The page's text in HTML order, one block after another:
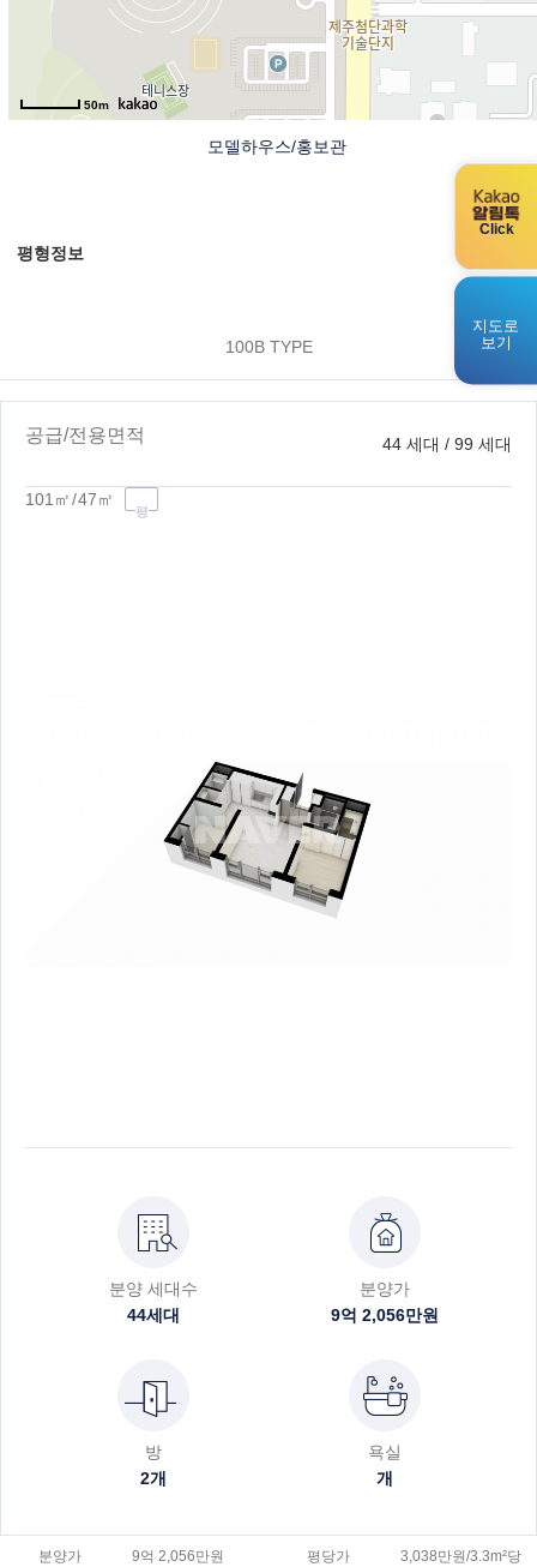
50m
모델하우스/홍보관
평형정보
100B TYPE
공급/전용면적 44 세대 / 99 세대
101㎡ 47㎡
평
분양 세대수
44세대
분양가
9억 2,056만원
방
2개
욕실
개
분양가 9억 2,056만원 평당가 3,038만원/3.3m²당
Click
지도로
보기